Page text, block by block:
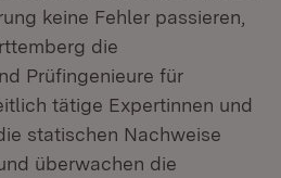
keine Fehler passieren,
die
Prüfingenieure für
tätige Expertinnen und
statischen Nachweise
überwachen die